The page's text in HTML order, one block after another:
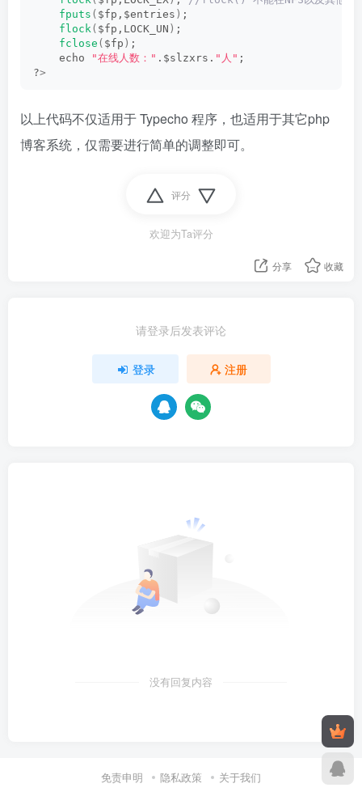
fputs ( $fp,$entries ) ;
flock( $fp,LOCK_UN ) ;
fclose ( $fp ) ;
    echo
"在线人数：" .$slzxrs. "人" ;
?>
以上代码不仅适用于 Typecho 程序，也适用于其它php
博客系统，仅需要进行简单的调整即可。
评分
欢迎为Ta评分
分享 收藏
请登录后发表评论
登录 注册
没有回复内容
免责申明 隐私政策 关于我们